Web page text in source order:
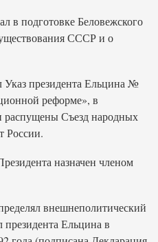
в подготовке Беловежского
СССР и о
Указ президента Ельцина №
реформе», в
распущены Съезд народных
России.
назначен членом
внешнеполитический
Ельцина в